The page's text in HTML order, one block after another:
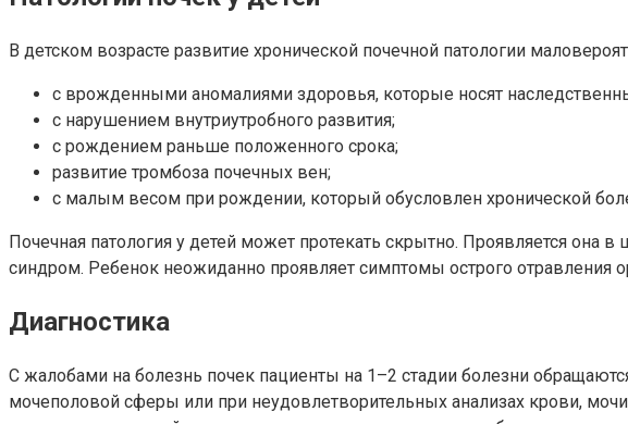
В детском возрасте развитие хронической почечной патологии
с врожденными аномалиями здоровья, которые носят
с нарушением внутриутробного развития;
с рождением раньше положенного срока;
развитие тромбоза почечных вен;
с малым весом при рождении, который обусловлен хронической
Почечная патология у детей может протекать скрытно. Проявляется она
синдром. Ребенок неожиданно проявляет симптомы острого отравления
Диагностика
С жалобами на болезнь почек пациенты на 1–2 стадии болезни
мочеполовой сферы или при неудовлетворительных анализах крови,